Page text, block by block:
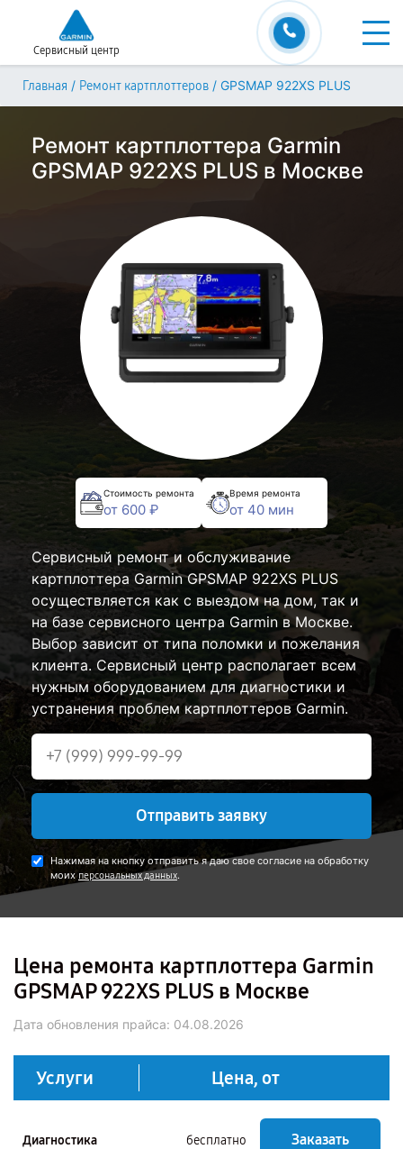
Сервисный центр
Главная / Ремонт картплоттеров / GPSMAP 922XS PLUS
Ремонт картплоттера Garmin
GPSMAP 922XS PLUS в Москве
Стоимость ремонта
от 600 ₽
Время ремонта
от 40 мин
Сервисный ремонт и обслуживание
картплоттера Garmin GPSMAP 922XS PLUS
осуществляется как с выездом на дом, так и
на базе сервисного центра Garmin в Москве.
Выбор зависит от типа поломки и пожелания
клиента. Сервисный центр располагает всем
нужным оборудованием для диагностики и
устранения проблем картплоттеров Garmin.
Отправить заявку
Нажимая на кнопку отправить я даю свое согласие на обработку
моих персональных данных.
Цена ремонта картплоттера Garmin
GPSMAP 922XS PLUS в Москве
Дата обновления прайса: 04.08.2026
Услуги Цена, от
Диагностика бесплатно Заказать